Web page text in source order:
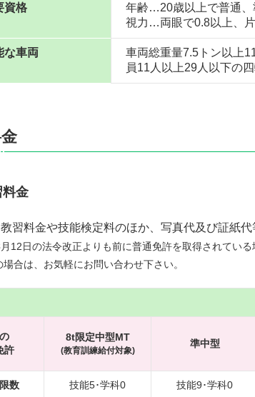
資格
年齢…20歳以上で普通、
視力…両眼で0.8以上、
な車両
車両総重量7.5トン以上
員11人以上29人以下の
料金
習料金や技能検定料のほか、写真代及び証紙
12日の法令改正よりも前に普通免許を取得されてい
場合は、お気軽にお問い合わせ下さい。
許
8t限定中型MT
(教育訓練給付対象)
準中型
数 技能5･学科0 技能9･学科0